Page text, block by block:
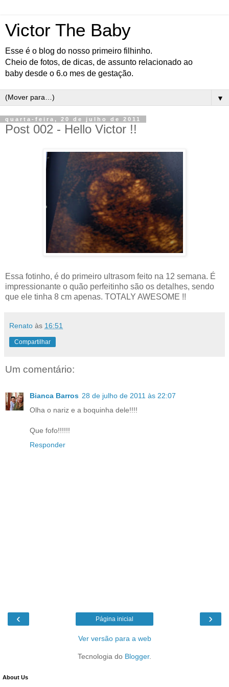
Victor The Baby
Esse é o blog do nosso primeiro filhinho.
Cheio de fotos, de dicas, de assunto relacionado ao
baby desde o 6.o mes de gestação.
▼
quarta-feira, 20 de julho de 2011
Post 002 - Hello Victor !!
Essa fotinho, é do primeiro ultrasom feito na 12 semana. É
impressionante o quão perfeitinho são os detalhes, sendo
que ele tinha 8 cm apenas. TOTALY AWESOME !!
Renato às 16:51
Compartilhar
Um comentário:
Bianca Barros 28 de julho de 2011 às 22:07
Olha o nariz e a boquinha dele!!!!
Que fofo!!!!!!
Responder
‹ ›
Página inicial
Ver versão para a web
Tecnologia do Blogger.
About Us